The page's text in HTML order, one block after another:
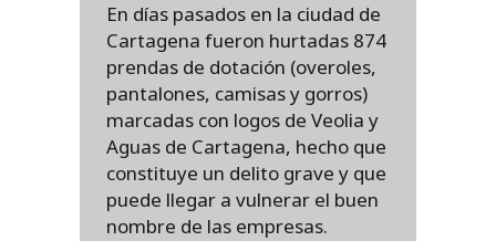
En días pasados en la ciudad de
Cartagena fueron hurtadas 874
prendas de dotación (overoles,
pantalones, camisas y gorros)
marcadas con logos de Veolia y
Aguas de Cartagena, hecho que
constituye un delito grave y que
puede llegar a vulnerar el buen
nombre de las empresas.